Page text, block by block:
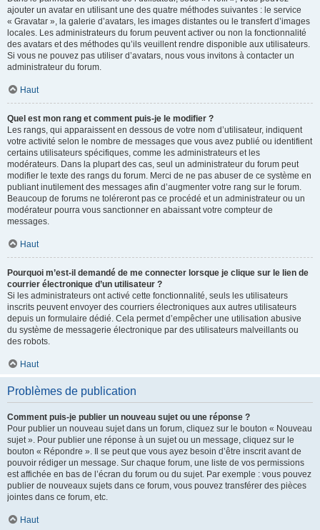
ajouter un avatar en utilisant une des quatre méthodes suivantes : le service
« Gravatar », la galerie d’avatars, les images distantes ou le transfert d’images
locales. Les administrateurs du forum peuvent activer ou non la fonctionnalité
des avatars et des méthodes qu’ils veuillent rendre disponible aux utilisateurs.
Si vous ne pouvez pas utiliser d’avatars, nous vous invitons à contacter un
administrateur du forum.
Haut
Quel est mon rang et comment puis-je le modifier ?
Les rangs, qui apparaissent en dessous de votre nom d’utilisateur, indiquent
votre activité selon le nombre de messages que vous avez publié ou identifient
certains utilisateurs spécifiques, comme les administrateurs et les
modérateurs. Dans la plupart des cas, seul un administrateur du forum peut
modifier le texte des rangs du forum. Merci de ne pas abuser de ce système en
publiant inutilement des messages afin d’augmenter votre rang sur le forum.
Beaucoup de forums ne toléreront pas ce procédé et un administrateur ou un
modérateur pourra vous sanctionner en abaissant votre compteur de
messages.
Haut
Pourquoi m’est-il demandé de me connecter lorsque je clique sur le lien de
courrier électronique d’un utilisateur ?
Si les administrateurs ont activé cette fonctionnalité, seuls les utilisateurs
inscrits peuvent envoyer des courriers électroniques aux autres utilisateurs
depuis un formulaire dédié. Cela permet d’empêcher une utilisation abusive
du système de messagerie électronique par des utilisateurs malveillants ou
des robots.
Haut
Problèmes de publication
Comment puis-je publier un nouveau sujet ou une réponse ?
Pour publier un nouveau sujet dans un forum, cliquez sur le bouton « Nouveau
sujet ». Pour publier une réponse à un sujet ou un message, cliquez sur le
bouton « Répondre ». Il se peut que vous ayez besoin d’être inscrit avant de
pouvoir rédiger un message. Sur chaque forum, une liste de vos permissions
est affichée en bas de l’écran du forum ou du sujet. Par exemple : vous pouvez
publier de nouveaux sujets dans ce forum, vous pouvez transférer des pièces
jointes dans ce forum, etc.
Haut